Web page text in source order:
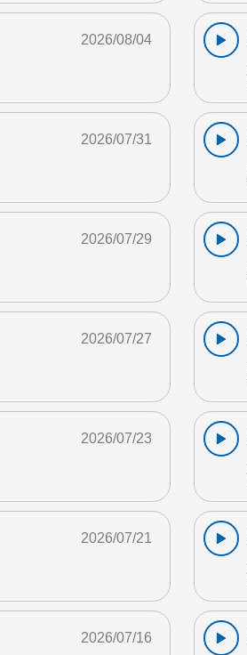
2026/08/04
2026/07/31
2026/07/29
2026/07/27
2026/07/23
2026/07/21
2026/07/16